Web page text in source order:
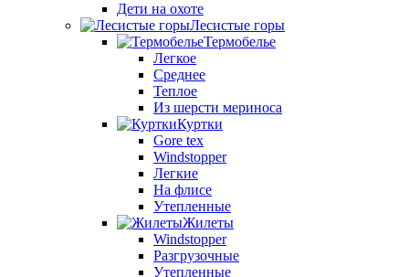
Дети на охоте
Лесистые горы
Термобелье
Легкое
Среднее
Теплое
Из шерсти мериноса
Куртки
Gore tex
Windstopper
Легкие
На флисе
Утепленные
Жилеты
Windstopper
Разгрузочные
Утепленные